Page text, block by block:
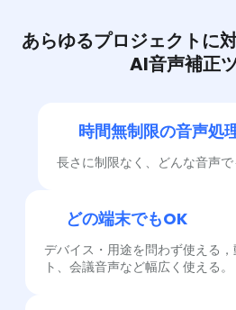
あらゆるプロジェクトに
AI音声補正
時間無制限の音声処
長さに制限なく、どんな音声で
どの端末でもOK
デバイス・用途を問わず使える
ト、会議音声など幅広く使える。